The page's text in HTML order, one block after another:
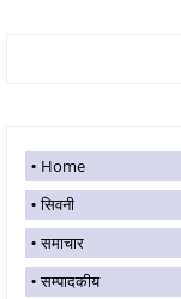
Home
सिवनी
समाचार
सम्पादकीय